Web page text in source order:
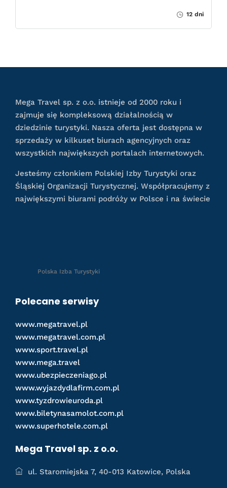
12 dni
Mega Travel sp. z o.o. istnieje od 2000 roku i
zajmuje się kompleksową działalnością w
dziedzinie turystyki. Nasza oferta jest dostępna w
sprzedaży w kilkuset biurach agencyjnych oraz
wszystkich największych portalach internetowych.
Jesteśmy członkiem Polskiej Izby Turystyki oraz
Śląskiej Organizacji Turystycznej. Współpracujemy z
największymi biurami podróży w Polsce i na świecie
Polska Izba Turystyki
Polecane serwisy
www.megatravel.pl
www.megatravel.com.pl
www.sport.travel.pl
www.mega.travel
www.ubezpieczeniago.pl
www.wyjazdydlafirm.com.pl
www.tyzdrowieuroda.pl
www.biletynasamolot.com.pl
www.superhotele.com.pl
Mega Travel sp. z o.o.
ul. Staromiejska 7, 40-013 Katowice, Polska